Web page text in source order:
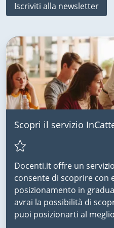
Iscriviti alla newsletter
Scopri il servizio
Docenti.it offre un
consente di scoprire con
posizionamento in
avrai la possibilità di
puoi posizionarti al